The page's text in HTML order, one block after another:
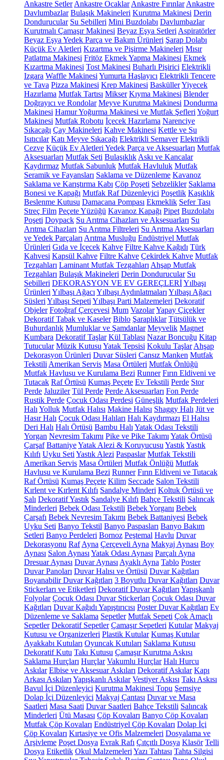
Ankastre Setler Ankastre Ocaklar Ankastre Fırınlar Ankastre
Davlumbazlar Bulaşık Makineleri Kurutma Makinesi Derin
Dondurucular Su Sebilleri Mini Buzdolabı Davlumbazlar
Kurutmalı Çamaşır Makinesi Beyaz Eşya Setleri Aspiratörler
Beyaz Eşya Yedek Parça ve Bakım Ürünleri Şarap Dolabı
Küçük Ev Aletleri Kızartma ve Pişirme Makineleri Mısır
Patlatma Makinesi Fritöz Ekmek Yapma Makinesi Ekmek
Kızartma Makinesi Tost Makinesi Buharlı Pişirici Elektrikli
Izgara Waffle Makinesi Yumurta Haşlayıcı Elektrikli Tencere
ve Tava Pizza Makinesi Krep Makinesi BasküllerYiyecek
Hazırlama Mutfak Tartısı Mikser Kıyma Makinesi Blender
Doğrayıcı ve Rondolar Meyve Kurutma Makinesi Dondurma
Makinesi Hamur Yoğurma Makinesi ve Mutfak Şefleri Yoğurt
Makinesi Mutfak Robotu İçecek Hazırlama Narenciye
Sıkacağı Çay Makineleri Kahve Makinesi Kettle ve Su
Isıtıcılar Katı Meyve Sıkacağı Elektrikli Semaver Elektrikli
Cezve Küçük Ev Aletleri Yedek Parça ve Aksesuarları Mutfak
Aksesuarları Mutfak Seti Bulaşıklık Askı ve Kancalar
Kaydırmaz Mutfak Sabunluk Mutfak Havluluk Mutfak
Seramik ve Fayansları Saklama ve Düzenleme Kavanoz
Saklama ve Karıştırma Kabı Çöp Poşeti Sebzelikler Saklama
Bonesi ve Kapağı Mutfak Raf Düzenleyici Poşetlik Kaşıklık
Beslenme Kutusu Damacana Pompası Ekmeklik Sefer Tası
Streç Film Peçete Yüzüğü Kavanoz Kapağı Pipet Buzdolabı
Poşeti Doypack Su Arıtma Cihazları ve Aksesuarları Su
Arıtma Cihazları Su Arıtma Filtreleri Su Arıtma Aksesuarları
ve Yedek Parçaları Arıtma Musluğu Endüstriyel Mutfak
Ürünleri Gıda ve İçecek Kahve Filtre Kahve Kağıdı Türk
Kahvesi Kapsül Kahve Filtre Kahve Çekirdek Kahve Mutfak
Tezgahları Laminant Mutfak Tezgahları Ahşap Mutfak
Tezgahları Bulaşık Makineleri Derin Dondurucular Su
Sebilleri DEKORASYON VE EV GEREÇLERİYılbaşı
Ürünleri Yılbaşı Ağacı Yılbaşı Aydınlatmaları Yılbaşı Ağacı
Süsleri Yılbaşı Sepeti Yılbaşı Parti Malzemeleri Dekoratif
Objeler Fotoğraf Çerçevesi Mum VazolarYapay Çiçekler
Dekoratif Tabak ve Kaseler Biblo Şaraplıklar Tütsülük ve
Buhurdanlık Mumluklar ve Şamdanlar Meyvelik Magnet
Kumbara Dekoratif Taşlar Kül Tablası Nazar Boncuğu Kitap
Tutucular Müzik Kutusu Yatak Tepsisi Kokulu Taşlar Ahşap
Dekorasyon Ürünleri Duvar Süsleri Cansız Manken Mutfak
Tekstili Amerikan Servis Masa Örtüleri Mutfak Önlüğü
Mutfak Havlusu ve Kurulama Bezi Runner Fırın Eldiveni ve
Tutacak Raf Örtüsü Kumaş Peçete Ev Tekstili Perde Stor
Perde Jaluziler Tül Perde Perde Aksesuarları Fon Perde
Rustik Perde Çocuk Odası Perdesi Güneşlik Mutfak Perdeleri
Halı Yolluk Mutfak Halısı Makine Halısı Shaggy Halı Jüt ve
Hasır Halı Çocuk Odası Halıları Halı Kaydırmazı El Halısı
Deri Halı Halı Örtüsü Bambu Halı Yatak Odası Tekstili
Yorgan Nevresim Takımı Pike ve Pike Takımı Yatak Örtüsü
Çarşaf BattaniyeYatak Alezi & Koruyucusu YastıkYastık
Kılıfı Uyku Seti Yastık Alezi Paspaslar Mutfak Tekstili
Amerikan Servis Masa Örtüleri Mutfak Önlüğü Mutfak
Havlusu ve Kurulama Bezi Runner Fırın Eldiveni ve Tutacak
Raf Örtüsü Kumaş Peçete Kilim Seccade Salon Tekstili
Kırlent ve Kırlent Kılıfı Sandalye Minderi Koltuk Örtüsü ve
Şalı Dekoratif Yastık Sandalye Kılıfı Bahçe Tekstili Salıncak
Minderleri Bebek Odası Tekstili Bebek Yorganı Bebek
Çarşafı Bebek Nevresim Takımı Bebek Battaniyesi Bebek
Uyku Seti Banyo Tekstil Banyo Paspasları Banyo Bakım
Setleri Banyo Perdeleri Bornoz Peştemal Havlu Duvar
Dekorasyonu Raf Ayna Çerçeveli Ayna Makyaj Aynası Boy
Aynası Salon Aynası Yatak Odası Aynası Parçalı Ayna
Dresuar Aynası Duvar Aynası Ayaklı Ayna Tablo Poster
Duvar Panoları Duvar Halısı ve Örtüsü Duvar Kağıtları
Boyanabilir Duvar Kağıtları 3 Boyutlu Duvar Kağıtları Duvar
Stickerları ve Etiketleri Dekoratif Duvar Kağıtları Yapışkanlı
Folyolar Çocuk Odası Duvar Stickerları Çocuk Odası Duvar
Kağıtları Duvar Kağıdı Yapıştırıcısı Poster Duvar Kağıtları Ev
Düzenleme ve Saklama Sepetler Mutfak Sepeti Çok Amaçlı
Sepetler Dekoratif Sepetler Çamaşır Sepetleri Kutular Makyaj
Kutusu ve Organizerleri Plastik Kutular Kumaş Kutular
Ayakkabı Kutuları Oyuncak Kutuları Saklama Kutusu
Dekoratif Kutu Takı Kutusu Çamaşır Kurutma Askısı
Saklama Hurçları Hurçlar Vakumlu Hurçlar Halı Hurcu
Askılar Elbise ve Aksesuar Askıları Dekoratif Askılar Kapı
Arkası Askıları Yapışkanlı Askılar Vestiyer Askısı Takı Askısı
Bavul İçi Düzenleyici Kurutma Makinesi Topu Şemsiye
Dolap İçi Düzenleyici Makyaj Çantası Duvar ve Masa
Saatleri Masa Saati Duvar Saatleri Bahçe Tekstili Salıncak
Minderleri Ütü Masası Çöp Kovaları Banyo Çöp Kovaları
Mutfak Çöp Kovaları Endüstriyel Çöp Kovaları Dolap İçi
Çöp Kovaları Kırtasiye ve Ofis Malzemeleri Dosyalama ve
Arşivleme Poşet Dosya Evrak Rafı Çıtçıtlı Dosya Klasör Telli
Dosya Etiketlik Okul Malzemeleri Yazı Tahtası Tahta Silgisi